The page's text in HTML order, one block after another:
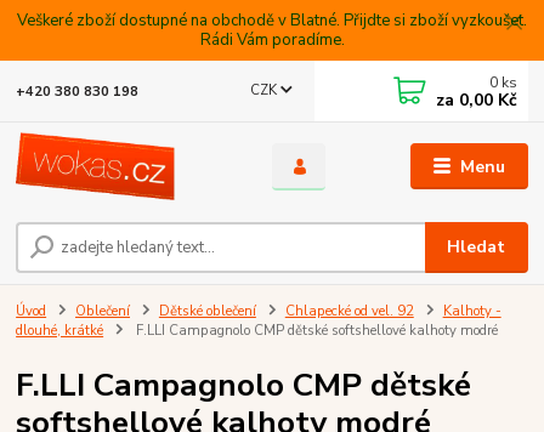
Veškeré zboží dostupné na obchodě v Blatné. Přijdte si zboží vyzkoušet.
Rádi Vám poradíme.
Menu
CZK
Hledat
+420 380 830 198 0 ks
za 0,00 Kč
Úvod Oblečení Dětské oblečení Chlapecké od vel. 92
Kalhoty -
dlouhé, krátké
F.LLI Campagnolo CMP dětské softshellové kalhoty modré
F.LLI Campagnolo CMP dětské
softshellové kalhoty modré